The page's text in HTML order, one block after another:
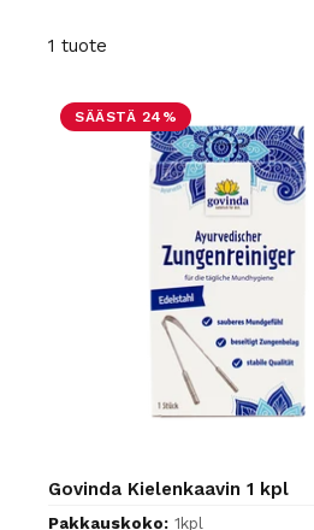
1 tuote
SÄÄSTÄ 24%
Govinda Kielenkaavin 1 kpl
Pakkauskoko: 1kpl